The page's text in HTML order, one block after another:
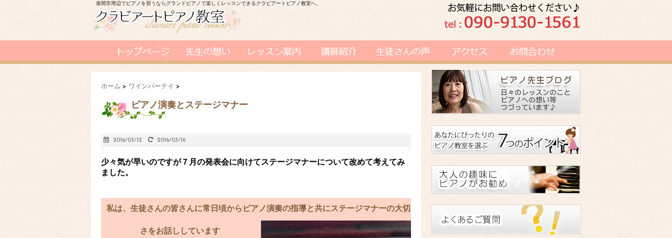
座間市周辺でピアノを習うならグランドピアノで楽しくレッスンできるクラビアートピアノ教室へ。
ホーム > ワインパーテイ >
ピアノ演奏とステージマナー
2016/03/12 2016/03/16
少々気が早いのですが７月の発表会に向けてステージマナーについて改めて考えてみ
ました。
私は、生徒さんの皆さんに常日頃からピアノ演奏の指導と共にステージマナーの大切
さをお話ししています